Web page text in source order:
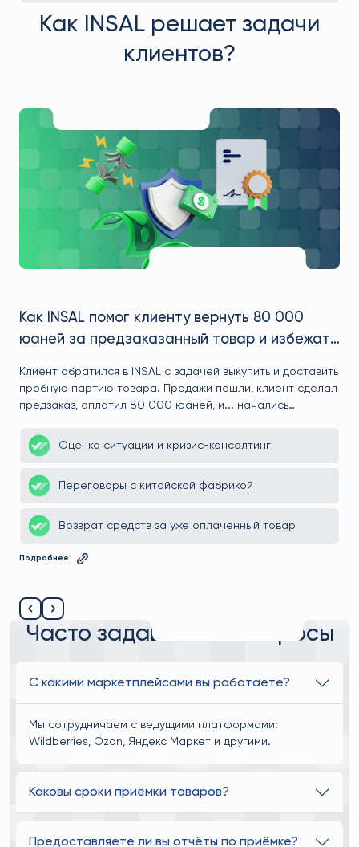
Как INSAL решает задачи
клиентов?
Как INSAL помог клиенту вернуть 80 000
юаней за предзаказанный товар и избежать
Клиент обратился в INSAL с задачей выкупить и доставить
пробную партию товара. Продажи пошли, клиент сделал
предзаказ, оплатил 80 000 юаней, и... начались
на фабрике. Мы не просто вмешались, а вернули всё до
копейки и помогли клиенту переинвестировать в товар,
который реально продаётся.
Оценка ситуации и кризис-консалтинг
Переговоры с китайской фабрикой
Возврат средств за уже оплаченный товар
Подробнее
Часто задаваемые вопросы
С какими маркетплейсами вы работаете?
Мы сотрудничаем с ведущими платформами:
Wildberries, Ozon, Яндекс Маркет и другими.
Каковы сроки приёмки товаров?
Предоставляете ли вы отчёты по приёмке?